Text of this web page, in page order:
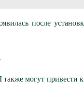
после
могут привести